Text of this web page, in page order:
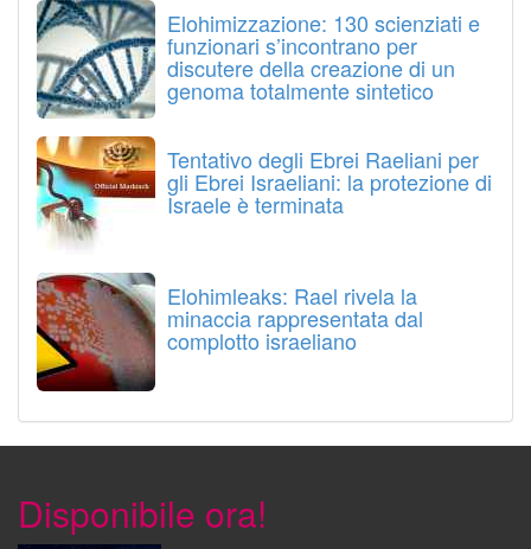
Elohimizzazione: 130 scienziati e
funzionari s’incontrano per
discutere della creazione di un
genoma totalmente sintetico
Tentativo degli Ebrei Raeliani per
gli Ebrei Israeliani: la protezione di
Israele è terminata
Elohimleaks: Rael rivela la
minaccia rappresentata dal
complotto israeliano
Disponibile ora!